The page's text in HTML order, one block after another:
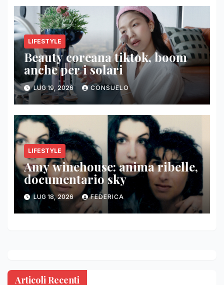
LIFESTYLE
Beauty coreana tiktok, boom
anche per i solari
LUG 19, 2026 CONSUELO
LIFESTYLE
Amy winehouse: anima ribelle,
documentario sky
LUG 18, 2026 FEDERICA
Articoli Recenti